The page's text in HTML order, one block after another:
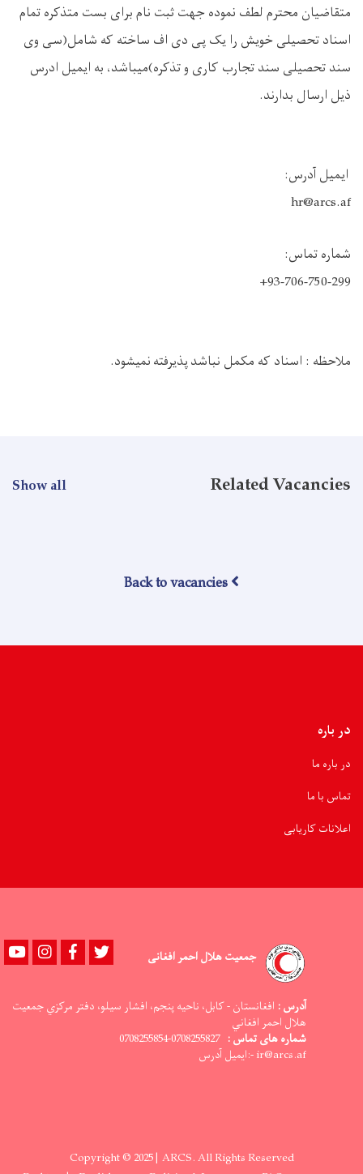
متقاضیان محترم لطف نموده جهت ثبت نام برای بست متذکره تمام
اسناد تحصیلی خویش را یک پی دی اف ساخته که شامل(سی وی
سند تحصیلی سند تجارب کاری و تذکره)میباشد، به ایمیل ادرس
ذیل ارسال بدارند.
ایمیل آدرس:
hr@arcs.af
شماره تماس:
‪+93-706-750-299‬
ملاحظه : اسناد که مکمل نباشد پذیرفته نمیشود.
Related Vacancies
Show all
Back to vacancies
در باره
در باره ما
تماس با ما
اعلانات کاریابی
جمعیت هلال احمر افغانی YoutubeinstagramFacebook
آدرس : افغانستان - کابل، ناحيه پنجم، افشار سيلو، دفتر مرکزي جمعيت
هلال احمر افغاني
شماره های تماس : 0708255827-0708255854
ir@arcs.af -:ایمیل آدرس
Copyright © 2025 | ARCS. All Rights Reserved